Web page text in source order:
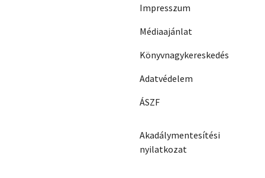
Impresszum
Médiaajánlat
Könyvnagykereskedés
Adatvédelem
ÁSZF
Akadálymentesítési
nyilatkozat